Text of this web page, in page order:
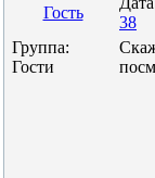
Гость
38
Группа:
Гости